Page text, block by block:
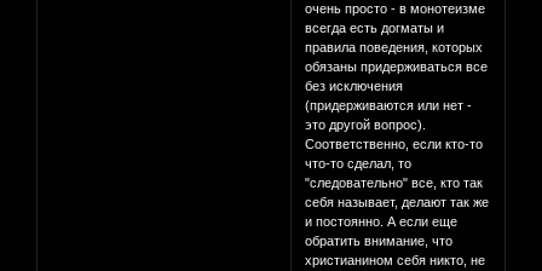
очень просто - в монотеизме
всегда есть догматы и
правила поведения, которых
обязаны придерживаться все
без исключения
(придерживаются или нет -
это другой вопрос).
Соответственно, если кто-то
что-то сделал, то
"следовательно" все, кто так
себя называет, делают так же
и постоянно. А если еще
обратить внимание, что
христианином себя никто, не